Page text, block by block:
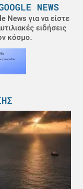
NEWS
News για να είστε
ειδήσεις
κόσμο.